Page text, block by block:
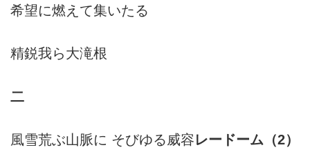
希望に燃えて集いたる
精鋭我ら大滝根
二
風雪荒ぶ山脈に そびゆる威容レードーム（2）